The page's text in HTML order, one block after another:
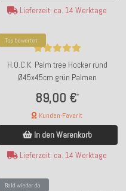
Lieferzeit: ca. 14 Werktage
Top bewertet
H.O.C.K. Palm tree Hocker rund
Ø45x45cm grün Palmen
89,00 €*
Kunden-Favorit
In den Warenkorb
Lieferzeit: ca. 14 Werktage
Bald wieder da